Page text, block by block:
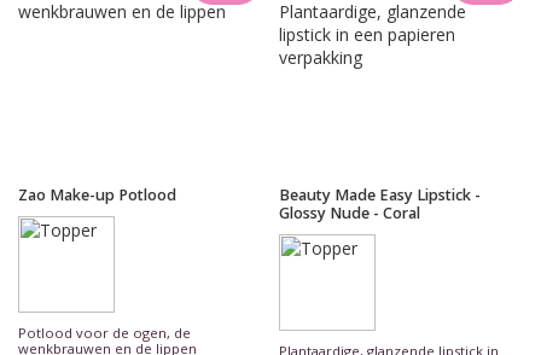
Zao Make-up Potlood
Potlood voor de ogen, de
wenkbrauwen en de lippen
Beauty Made Easy Lipstick -
Glossy Nude - Coral
Plantaardige, glanzende lipstick in